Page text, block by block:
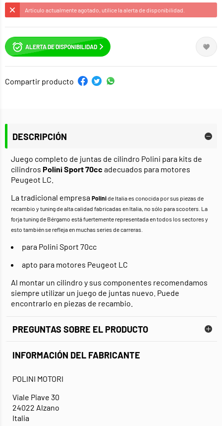
Artículo actualmente agotado, utilice la alerta de disponibilidad.
ALERTA DE DISPONIBILIDAD
Compartir producto
DESCRIPCIÓN
Juego completo de juntas de cilindro Polini para kits de
cilindros Polini Sport 70cc adecuados para motores
Peugeot LC.
La tradicional empresa Polinide Italia es conocida por sus piezas de
recambio y tuning de alta calidad fabricadas en Italia, no sólo para scooters. La
forja tuning de Bérgamo está fuertemente representada en todos los sectores y
esto también se refleja en muchas series de carreras.
para Polini Sport 70cc
apto para motores Peugeot LC
Al montar un cilindro y sus componentes recomendamos
siempre utilizar un juego de juntas nuevo. Puede
encontrarlo en piezas de recambio.
PREGUNTAS SOBRE EL PRODUCTO
INFORMACIÓN DEL FABRICANTE
POLINI MOTORI
Viale Piave 30
24022 Alzano
Italia